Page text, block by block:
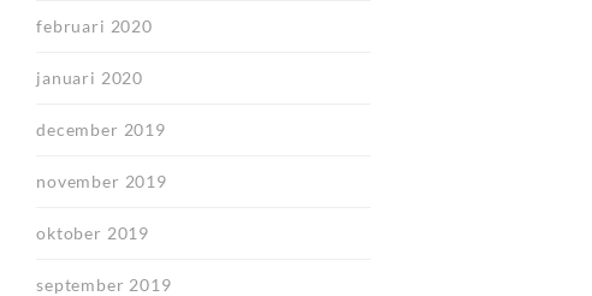
februari 2020
januari 2020
december 2019
november 2019
oktober 2019
september 2019